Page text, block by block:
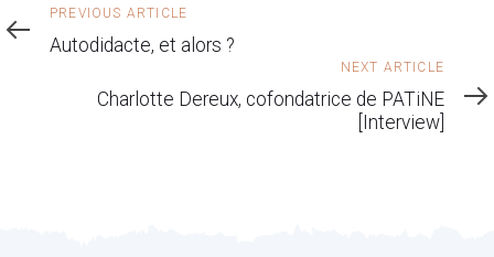
Previous
Article
PREVIOUS ARTICLE
Autodidacte, et alors ?
NEXT ARTICLE
Charlotte Dereux, cofondatrice de PATiNE
[Interview]